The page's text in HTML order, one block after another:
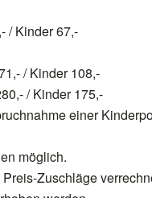
/ Kinder 67,-
/ Kinder 108,-
/ Kinder 175,-
einer
möglich.
Zuschläge